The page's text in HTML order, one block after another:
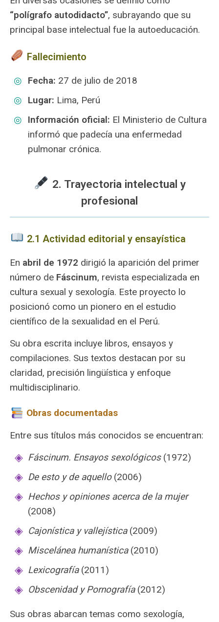
“polígrafo autodidacto”, subrayando que su
principal base intelectual fue la autoeducación.
️ Fallecimiento
Fecha: 27 de julio de 2018
Lugar: Lima, Perú
Información oficial: El Ministerio de Cultura
informó que padecía una enfermedad
pulmonar crónica.
️ 2. Trayectoria intelectual y
profesional
2.1 Actividad editorial y ensayística
En abril de 1972 dirigió la aparición del primer
número de Fáscinum, revista especializada en
cultura sexual y sexología. Este proyecto lo
posicionó como un pionero en el estudio
científico de la sexualidad en el Perú.
Su obra escrita incluye libros, ensayos y
compilaciones. Sus textos destacan por su
claridad, precisión lingüística y enfoque
multidisciplinario.
Obras documentadas
Entre sus títulos más conocidos se encuentran:
Fáscinum. Ensayos sexológicos(1972)
De esto y de aquello(2006)
Hechos y opiniones acerca de la mujer
(2008)
Cajonística y vallejística(2009)
Miscelánea humanística(2010)
Lexicografía(2011)
Obscenidad y Pornografía(2012)
Sus obras abarcan temas como sexología,